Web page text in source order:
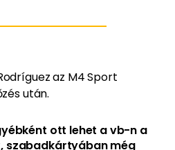
az M4 Sport
után.
ott lehet a vb-n a
szabadkártyában még